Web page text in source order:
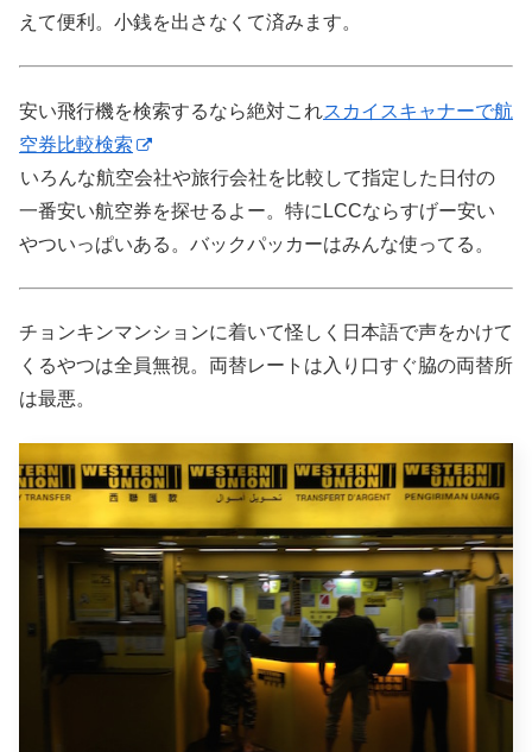
えて便利。小銭を出さなくて済みます。
安い飛行機を検索するなら絶対これスカイスキャナーで航
空券比較検索
いろんな航空会社や旅行会社を比較して指定した日付の
一番安い航空券を探せるよー。特にLCCならすげー安い
やついっぱいある。バックパッカーはみんな使ってる。
チョンキンマンションに着いて怪しく日本語で声をかけて
くるやつは全員無視。両替レートは入り口すぐ脇の両替所
は最悪。